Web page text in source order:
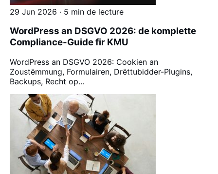
29 Jun 2026 · 5 min de lecture
WordPress an DSGVO 2026: de komplette
Compliance-Guide fir KMU
WordPress an DSGVO 2026: Cookien an
Zoustëmmung, Formulairen, Drëttubidder-Plugins,
Backups, Recht op…